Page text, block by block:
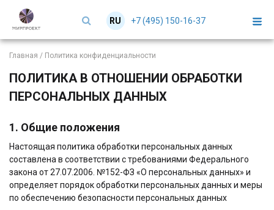
EN
RU +7 (495) 150-16-37
Главная / Политика конфиденциальности
ПОЛИТИКА В ОТНОШЕНИИ ОБРАБОТКИ
ПЕРСОНАЛЬНЫХ ДАННЫХ
1. Общие положения
Настоящая политика обработки персональных данных
составлена в соответствии с требованиями Федерального
закона от 27.07.2006. №152-ФЗ «О персональных данных» и
определяет порядок обработки персональных данных и меры
по обеспечению безопасности персональных данных